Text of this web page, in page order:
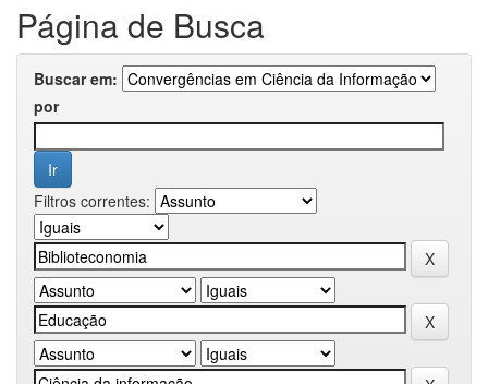
Página de Busca
Buscar em:
por
Filtros correntes: